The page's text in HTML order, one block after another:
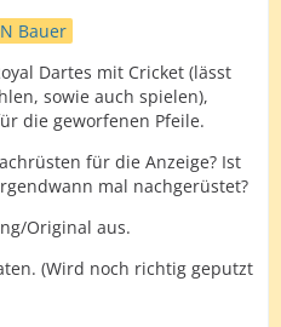
Bauer
Dartes mit Cricket (lässt
sowie auch spielen),
die geworfenen Pfeile.
für die Anzeige? Ist
mal nachgerüstet?
Original aus.
(Wird noch richtig geputzt